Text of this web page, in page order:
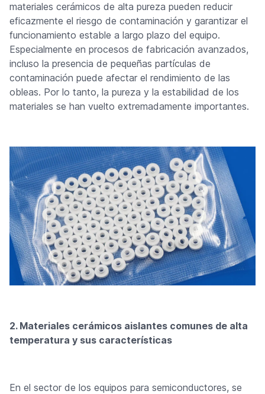
materiales cerámicos de alta pureza pueden reducir
eficazmente el riesgo de contaminación y garantizar el
funcionamiento estable a largo plazo del equipo.
Especialmente en procesos de fabricación avanzados,
incluso la presencia de pequeñas partículas de
contaminación puede afectar el rendimiento de las
obleas. Por lo tanto, la pureza y la estabilidad de los
materiales se han vuelto extremadamente importantes.
2. Materiales cerámicos aislantes comunes de alta
temperatura y sus características
En el sector de los equipos para semiconductores, se